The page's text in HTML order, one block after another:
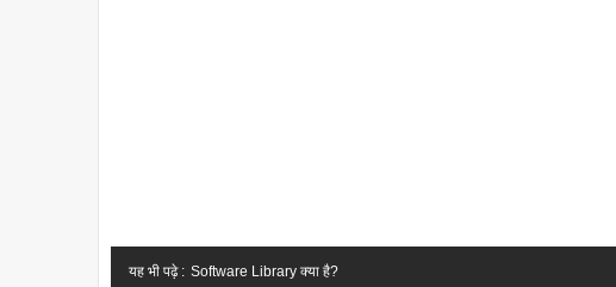
यह भी पढ़े : Software Library क्या है?